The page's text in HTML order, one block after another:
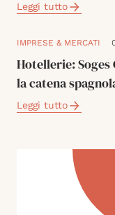
Leggi tutto
IMPRESE & MERCATI
Hotellerie:
la catena
Leggi tutto